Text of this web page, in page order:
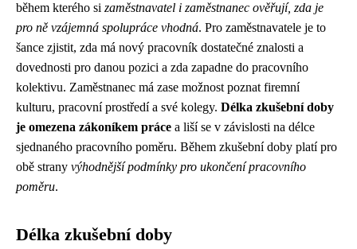
během kterého si zaměstnavatel i zaměstnanec ověřují, zda je
pro ně vzájemná spolupráce vhodná. Pro zaměstnavatele je to
šance zjistit, zda má nový pracovník dostatečné znalosti a
dovednosti pro danou pozici a zda zapadne do pracovního
kolektivu. Zaměstnanec má zase možnost poznat firemní
kulturu, pracovní prostředí a své kolegy. Délka zkušební doby
je omezena zákoníkem práce a liší se v závislosti na délce
sjednaného pracovního poměru. Během zkušební doby platí pro
obě strany výhodnější podmínky pro ukončení pracovního
poměru.
Délka zkušební doby